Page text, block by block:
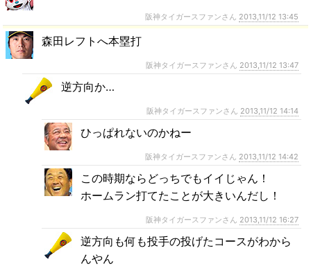
阪神タイガースファンさん 2013,11/12 13:45
森田レフトへ本塁打
阪神タイガースファンさん 2013,11/12 13:47
逆方向か…
阪神タイガースファンさん 2013,11/12 14:14
ひっぱれないのかねー
阪神タイガースファンさん 2013,11/12 14:42
この時期ならどっちでもイイじゃん！
ホームラン打てたことが大きいんだし！
阪神タイガースファンさん 2013,11/12 16:27
逆方向も何も投手の投げたコースがわから
んやん